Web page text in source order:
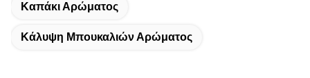
Καπάκι Αρώματος
Κάλυψη Μπουκαλιών Αρώματος